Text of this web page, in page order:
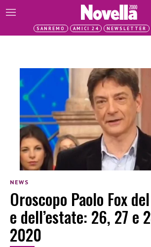
SANREMO AMICI 24 NEWSLETTER
NEWS
Oroscopo Paolo Fox
e dell’estate: 26, 27 e
2020